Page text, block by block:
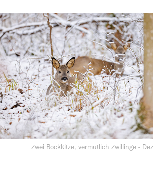
Zwei Bockkitze, vermutlich Zwillinge -